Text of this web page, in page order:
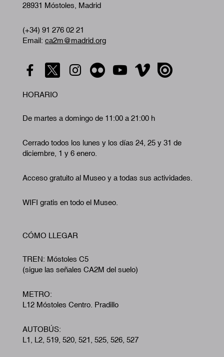
28931 Móstoles, Madrid
(+34) 91 276 02 21
Email: ca2m@madrid.org
HORARIO
De martes a domingo de 11:00 a 21:00 h
Cerrado todos los lunes y los días 24, 25 y 31 de
diciembre, 1 y 6 enero.
Acceso gratuito al Museo y a todas sus actividades.
WIFI gratis en todo el Museo.
CÓMO LLEGAR
TREN: Móstoles C5
(sigue las señales CA2M del suelo)
METRO:
L12 Móstoles Centro. Pradillo
AUTOBÚS:
L1, L2, 519, 520, 521, 525, 526, 527